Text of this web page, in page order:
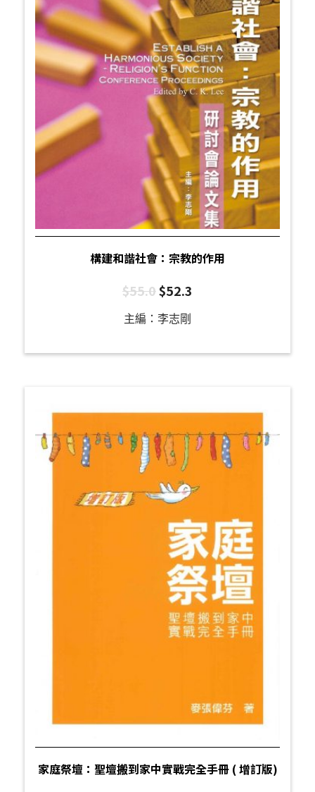
構建和諧社會：宗教的作用
$55.0$52.3
主編：李志剛
家庭祭壇：聖壇搬到家中實戰完全手冊 ( 增訂版)